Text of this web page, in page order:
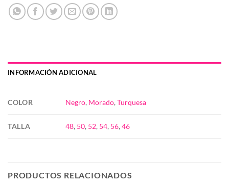
INFORMACIÓN ADICIONAL
COLOR Negro, Morado,Turquesa
TALLA 48, 50, 52, 54, 56,46
PRODUCTOS RELACIONADOS